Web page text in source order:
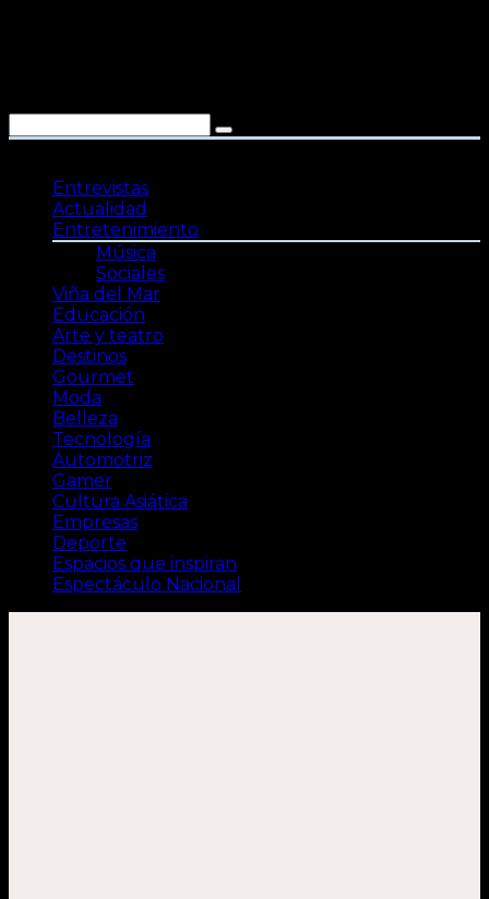
Entrevistas
Actualidad
Entretenimiento
Música
Sociales
Viña del Mar
Educación
Arte y teatro
Destinos
Gourmet
Moda
Belleza
Tecnología
Automotriz
Gamer
Cultura Asiática
Empresas
Deporte
Espacios que inspiran
Espectáculo Nacional